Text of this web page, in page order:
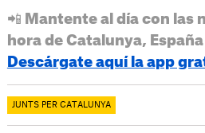
📲 Mantente al día con las
hora de Catalunya,
Descárgate aquí la app
JUNTS PER CATALUNYA